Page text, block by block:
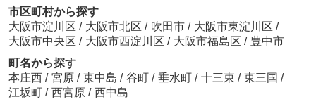
市区町村から探す
大阪市淀川区 / 大阪市北区 / 吹田市 / 大阪市東淀川区 /
大阪市中央区 / 大阪市西淀川区 / 大阪市福島区 / 豊中市
町名から探す
本庄西 / 宮原 / 東中島 / 谷町 / 垂水町 / 十三東 / 東三国 /
江坂町 / 西宮原 / 西中島